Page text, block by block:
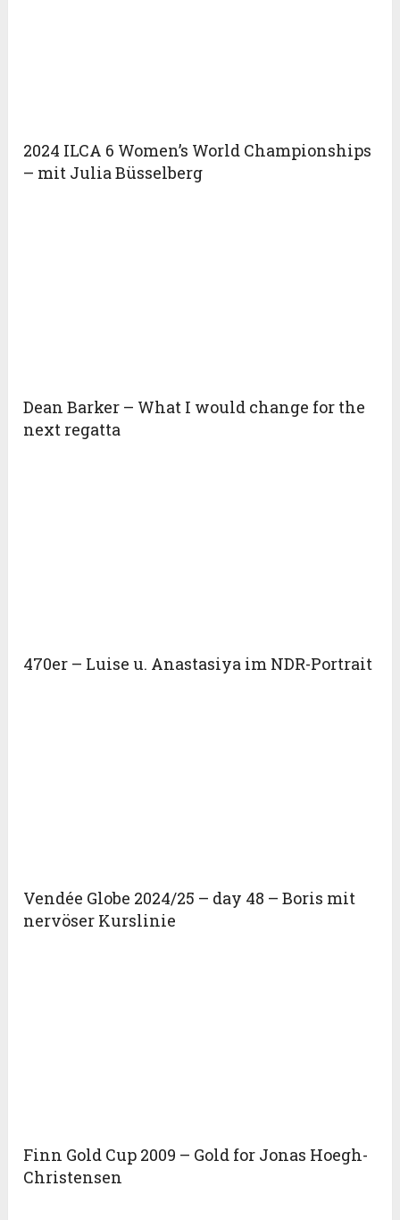
2024 ILCA 6 Women’s World Championships
– mit Julia Büsselberg
Dean Barker – What I would change for the
next regatta
470er – Luise u. Anastasiya im NDR-Portrait
Vendée Globe 2024/25 – day 48 – Boris mit
nervöser Kurslinie
Finn Gold Cup 2009 – Gold for Jonas Hoegh-
Christensen